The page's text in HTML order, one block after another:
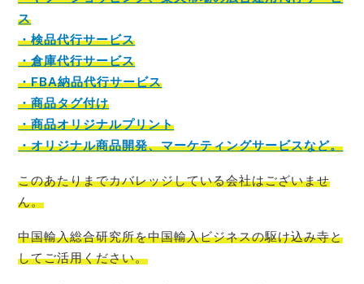
ス
・検品代行サービス
・倉庫代行サービス
・FBA納品代行サービス
・商品タグ付け
・商品オリジナルプリント
・オリジナル商品開発、マーケティングサービスなど。
このあたりまでカバレッジしている会社はございませ
ん。
中国輸入総合研究所を中国輸入ビジネスの駆け込み寺と
してご活用ください。